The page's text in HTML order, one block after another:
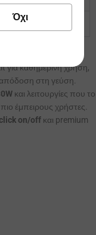
Όχι
για καθημερινή χρήση,
απόδοση στη γεύση.
και λειτουργίες που το
έμπειρους χρήστες.
on/off και premium